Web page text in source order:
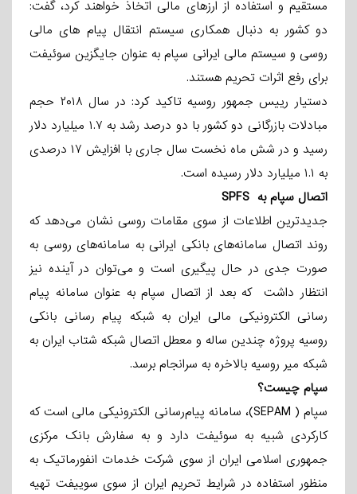
مستقیم و استفاده از ارزهای مالی اتخاذ خواهند کرد، گفت:
دو کشور به دنبال همکاری سیستم انتقال پیام های مالی
روسی و سیستم مالی ایرانی سپام به عنوان جایگزین سوئیفت
برای رفع اثرات تحریم هستند.
دستیار رییس جمهور روسیه تاکید کرد: در سال ۲۰۱۸ حجم
مبادلات بازرگانی دو کشور با دو درصد رشد به ۱.۷ میلیارد دلار
رسید و در شش ماه نخست سال جاری با افزایش ۱۷ درصدی
به ۱.۱ میلیارد دلار رسیده است.
اتصال سپام به SPFS
جدیدترین اطلاعات از سوی مقامات روسی نشان می‌دهد که
روند اتصال سامانه‌های بانکی ایرانی به سامانه‌های روسی به
صورت جدی در حال پیگیری است و می‌توان در آینده نیز
انتظار داشت که بعد از اتصال سپام به عنوان سامانه پیام
رسانی الکترونیکی مالی ایران به شبکه پیام رسانی بانکی
روسیه پروژه چندین ساله و معطل اتصال شبکه شتاب ایران به
شبکه میر روسیه بالاخره به سرانجام برسد.
سپام چیست؟
سپام ( SEPAM)، سامانه پیام‌رسانی الکترونیکی مالی است که
کارکردی شبیه به سوئیفت دارد و به سفارش بانک مرکزی
جمهوری اسلامی ایران از سوی شرکت خدمات انفورماتیک به
منظور استفاده در شرایط تحریم ایران از سوی سوییفت تهیه